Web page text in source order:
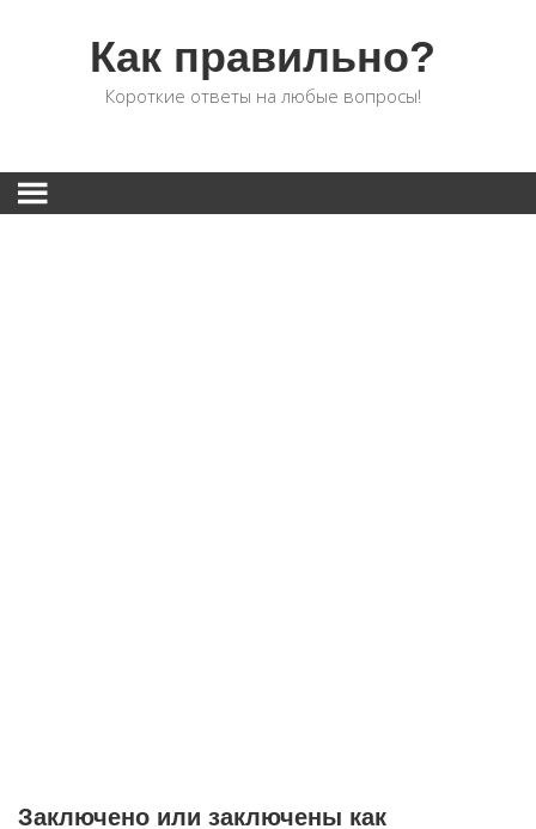
Как правильно?
Короткие ответы на любые вопросы!
Заключено или заключены как